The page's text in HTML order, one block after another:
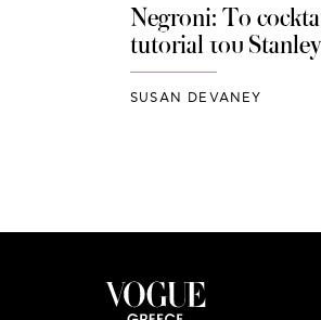
Negroni: Το
tutorial του
SUSAN DEVANEY